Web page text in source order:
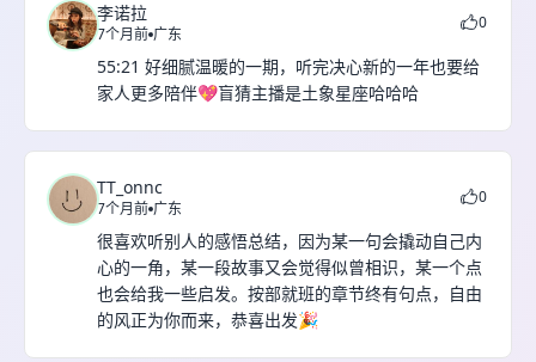
李诺拉
7个月前 广东
0
55:21 好细腻温暖的一期，听完决心新的一年也要给
家人更多陪伴💖盲猜主播是土象星座哈哈哈
TT_onnc
7个月前 广东
0
很喜欢听别人的感悟总结，因为某一句会撬动自己内
心的一角，某一段故事又会觉得似曾相识，某一个点
也会给我一些启发。按部就班的章节终有句点，自由
的风正为你而来，恭喜出发🎉